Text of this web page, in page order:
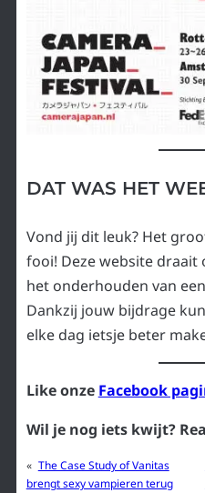
DAT WAS HET
Vond jij dit leuk? Het
fooi! Deze website draait
het onderhouden van
Dankzij jouw bijdrage
elke dag ietsje beter
Like onze Facebook
Wil je nog iets kwijt?
« The Case Study of Vanitas
brengt sexy vampieren terug